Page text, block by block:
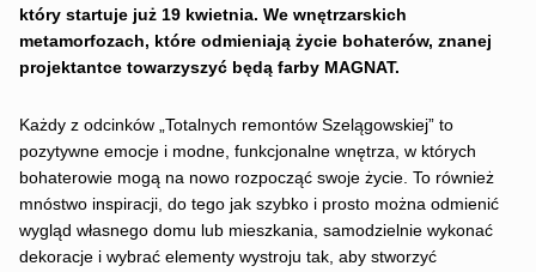
który startuje już 19 kwietnia. We wnętrzarskich
metamorfozach, które odmieniają życie bohaterów, znanej
projektantce towarzyszyć będą farby MAGNAT.
Każdy z odcinków „Totalnych remontów Szelągowskiej” to
pozytywne emocje i modne, funkcjonalne wnętrza, w których
bohaterowie mogą na nowo rozpocząć swoje życie. To również
mnóstwo inspiracji, do tego jak szybko i prosto można odmienić
wygląd własnego domu lub mieszkania, samodzielnie wykonać
dekoracje i wybrać elementy wystroju tak, aby stworzyć